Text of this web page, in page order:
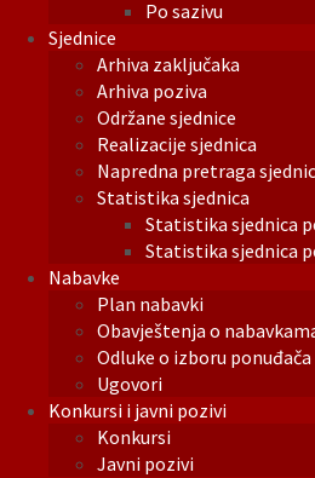
Po sazivu
Sjednice
Arhiva zaključaka
Arhiva poziva
Održane sjednice
Realizacije sjednica
Napredna pretraga
Statistika sjednica
Statistika sjednica
Statistika sjednica
Nabavke
Plan nabavki
Obavještenja o
Odluke o izboru ponuđača
Ugovori
Konkursi i javni pozivi
Konkursi
Javni pozivi